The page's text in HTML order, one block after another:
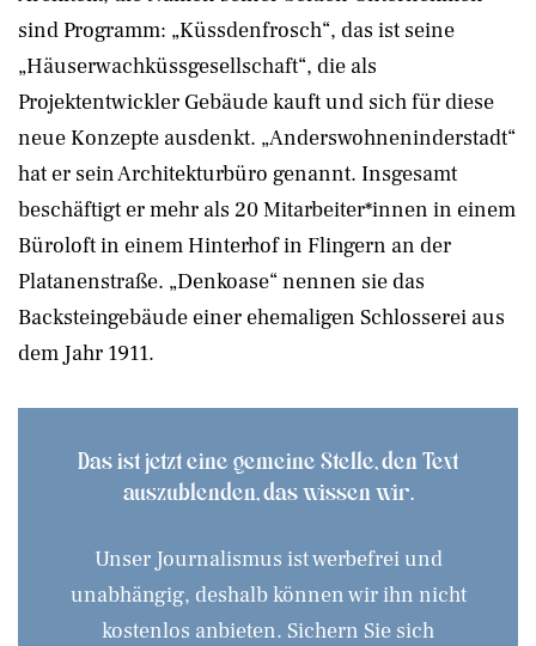
sind Programm: „Küssdenfrosch“, das ist seine
„Häuserwachküssgesellschaft“, die als
Projektentwickler Gebäude kauft und sich für diese
neue Konzepte ausdenkt. „Anderswohneninderstadt“
hat er sein Architekturbüro genannt. Insgesamt
beschäftigt er mehr als 20 Mitarbeiter*innen in einem
Büroloft in einem Hinterhof in Flingern an der
Platanenstraße. „Denkoase“ nennen sie das
Backsteingebäude einer ehemaligen Schlosserei aus
dem Jahr 1911.
Das ist jetzt eine gemeine Stelle, den Text
auszublenden, das wissen wir.
Unser Journalismus ist werbefrei und
unabhängig, deshalb können wir ihn nicht
kostenlos anbieten. Sichern Sie sich